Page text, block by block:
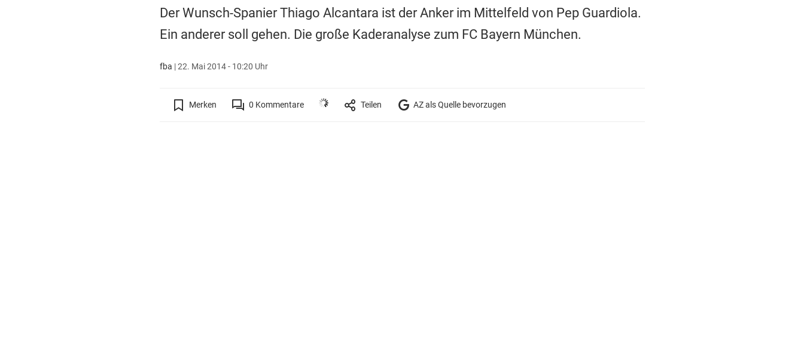
Der Wunsch-Spanier Thiago Alcantara ist der Anker im Mittelfeld von Pep Guardiola.
Ein anderer soll gehen. Die große Kaderanalyse zum FC Bayern München.
fba |22. Mai 2014 - 10:20 Uhr
Merken 0 Kommentare Teilen AZ als Quelle bevorzugen